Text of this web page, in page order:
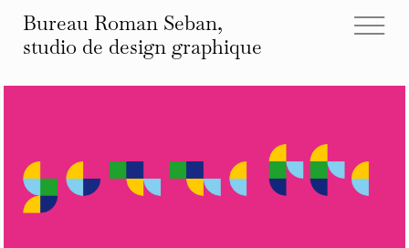
Bureau Roman Seban,
studio de design graphique
tous les projets
identités
affiches